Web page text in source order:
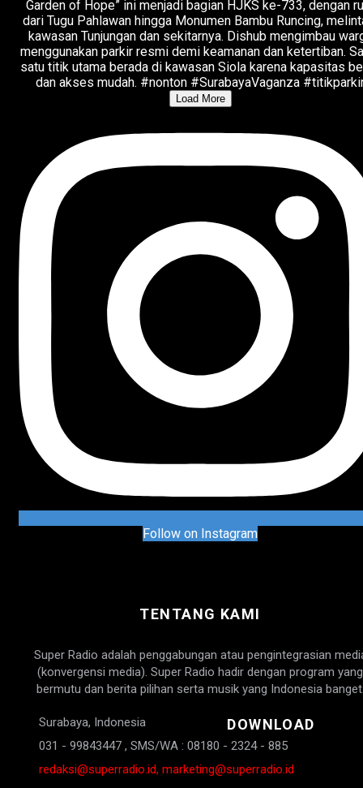
Load More
Follow on Instagram
TENTANG KAMI
Super Radio adalah penggabungan atau pengintegrasian
(konvergensi media). Super Radio hadir dengan program yang
bermutu dan berita pilihan serta musik yang Indonesia
Surabaya, Indonesia
031 - 99843447 , SMS/WA : 08180 - 2324 - 885
redaksi@superradio.id, marketing@superradio.id
DOWNLOAD